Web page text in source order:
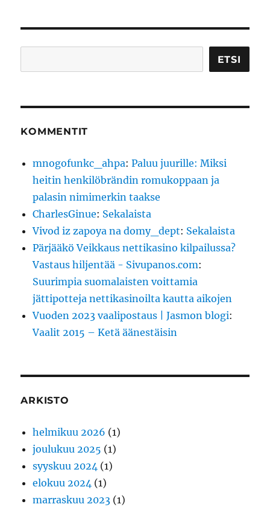
ETSI
KOMMENTIT
mnogofunkc_ahpa:Paluu juurille: Miksi
heitin henkilöbrändin romukoppaan ja
palasin nimimerkin taakse
CharlesGinue: Sekalaista
Vivod iz zapoya na domy_dept: Sekalaista
Pärjääkö Veikkaus nettikasino kilpailussa?
Vastaus hiljentää - Sivupanos.com:
Suurimpia suomalaisten voittamia
jättipotteja nettikasinoilta kautta aikojen
Vuoden 2023 vaalipostaus | Jasmon blogi:
Vaalit 2015 – Ketä äänestäisin
ARKISTO
helmikuu 2026 (1)
joulukuu 2025 (1)
syyskuu 2024 (1)
elokuu 2024 (1)
marraskuu 2023 (1)